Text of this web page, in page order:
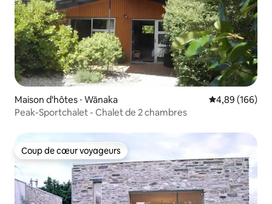
Maison d'hôtes ⋅ Wānaka Évaluation
4,89 (166)
Peak-Sportchalet - Chalet de 2 chambres
Coup de cœur voyageurs
Coup de cœur voyageurs